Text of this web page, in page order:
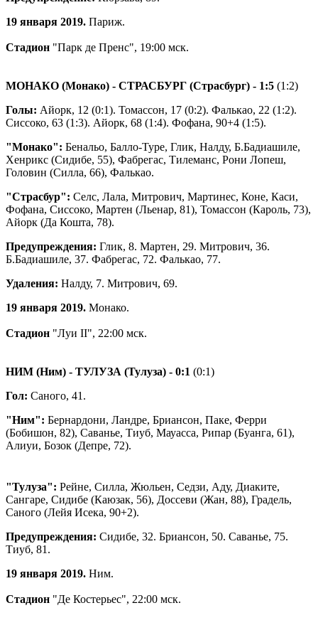
19 января 2019. Париж.
Стадион "Парк де Пренс", 19:00 мск.
МОНАКО (Монако) - СТРАСБУРГ (Страсбург) - 1:5 (1:2)
Голы: Айорк, 12 (0:1). Томассон, 17 (0:2). Фалькао, 22 (1:2).
Сиссоко, 63 (1:3). Айорк, 68 (1:4). Фофана, 90+4 (1:5).
"Монако": Бенальо, Балло-Туре, Глик, Налду, Б.Бадиашиле,
Хенрикс (Сидибе, 55), Фабрегас, Тилеманс, Рони Лопеш,
Головин (Силла, 66), Фалькао.
"Страсбур": Селс, Лала, Митрович, Мартинес, Коне, Каси,
Фофана, Сиссоко, Мартен (Льенар, 81), Томассон (Кароль, 73),
Айорк (Да Кошта, 78).
Предупреждения: Глик, 8. Мартен, 29. Митрович, 36.
Б.Бадиашиле, 37. Фабрегас, 72. Фалькао, 77.
Удаления: Налду, 7. Митрович, 69.
19 января 2019. Монако.
Стадион "Луи II", 22:00 мск.
НИМ (Ним) - ТУЛУЗА (Тулуза) - 0:1 (0:1)
Гол: Саного, 41.
"Ним": Бернардони, Ландре, Бриансон, Паке, Ферри
(Бобишон, 82), Саванье, Тиуб, Мауасса, Рипар (Буанга, 61),
Алиуи, Бозок (Депре, 72).
"Тулуза": Рейне, Силла, Жюльен, Седзи, Аду, Диаките,
Сангаре, Сидибе (Каюзак, 56), Доссеви (Жан, 88), Градель,
Саного (Лейя Исека, 90+2).
Предупреждения: Сидибе, 32. Бриансон, 50. Саванье, 75.
Тиуб, 81.
19 января 2019. Ним.
Стадион "Де Костерьес", 22:00 мск.